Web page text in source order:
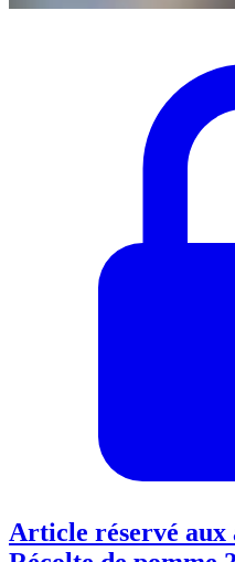
Article réservé aux